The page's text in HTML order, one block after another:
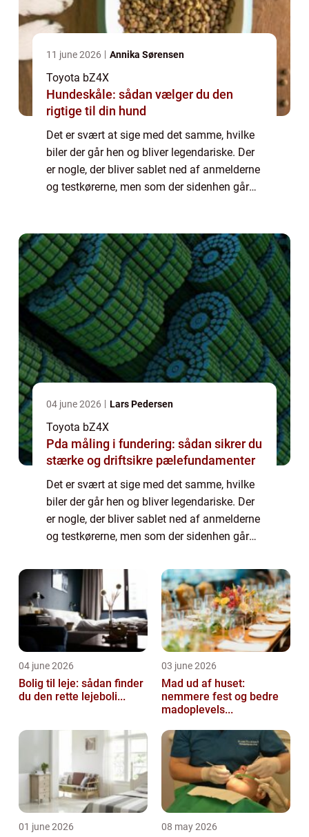
11 june 2026 Annika Sørensen
Toyota bZ4X
Hundeskåle: sådan vælger du den
rigtige til din hund
Det er svært at sige med det samme, hvilke
biler der går hen og bliver legendariske. Der
er nogle, der bliver sablet ned af anmelderne
og testkørerne, men som der sidenhen går
04 june 2026 Lars Pedersen
Toyota bZ4X
Pda måling i fundering: sådan sikrer du
stærke og driftsikre pælefundamenter
Det er svært at sige med det samme, hvilke
biler der går hen og bliver legendariske. Der
er nogle, der bliver sablet ned af anmelderne
og testkørerne, men som der sidenhen går
almene...
04 june 2026
Bolig til leje: sådan finder
du den rette lejeboli...
03 june 2026
Mad ud af huset:
nemmere fest og bedre
madoplevels...
01 june 2026 08 may 2026